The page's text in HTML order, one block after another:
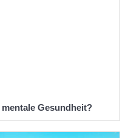
Gesundheit?